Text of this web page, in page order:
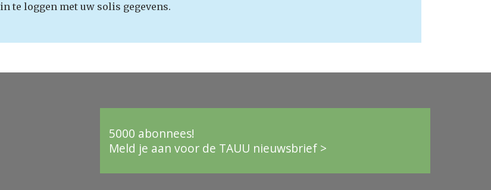
in te loggen met uw solis gegevens.
5000 abonnees!
Meld je aan voor de TAUU nieuwsbrief >